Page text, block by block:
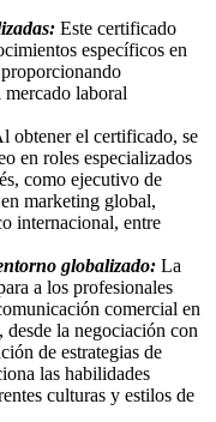
Este certificado
específicos en
laboral
obtener el certificado, se
en roles especializados
como ejecutivo de
marketing global,
internacional, entre
globalizado: La
a los profesionales
comercial en
la negociación con
de estrategias de
las habilidades
culturas y estilos de